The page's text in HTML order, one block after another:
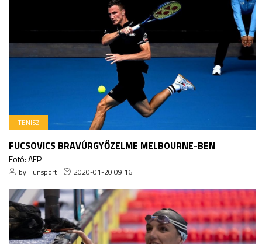
TENISZ
FUCSOVICS BRAVÚRGYŐZELME MELBOURNE-BEN
Fotó: AFP
by Hunsport 2020-01-20 09:16